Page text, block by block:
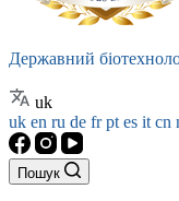
Державний
uk
uk en ru de frpt es it cn
Пошук